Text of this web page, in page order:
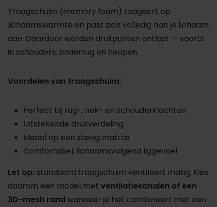
Traagschuim (memory foam) reageert op
lichaamswarmte en past zich volledig aan je lichaam
aan. Daardoor worden drukpunten ontlast — vooral
in schouders, onderrug en heupen.
Voordelen van traagschuim:
Perfect bij rug-, nek- en schouderklachten
Uitstekende drukverdeling
Ideaal op een stevig matras
Comfortabel, lichaamsvolgend liggevoel
Let op: standaard traagschuim ventileert matig. Kies
daarom een model met ventilatiekanalen of een
3D-mesh rand wanneer je het combineert met een